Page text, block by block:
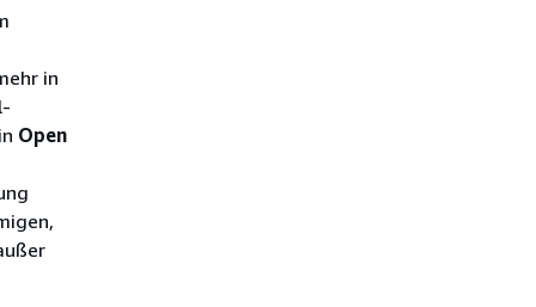
in
Open